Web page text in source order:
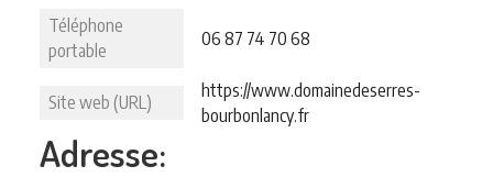
Téléphone
portable
06 87 74 70 68
Site web (URL)
https://www.domainedeserres-
bourbonlancy.fr
Adresse: